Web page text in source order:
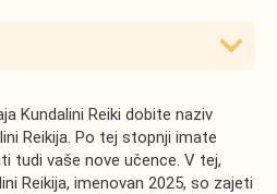
Kundalini Reiki dobite naziv
Reikija. Po tej stopnji imate
tudi vaše nove učence. V tej,
Reikija, imenovan 2025, so zajeti